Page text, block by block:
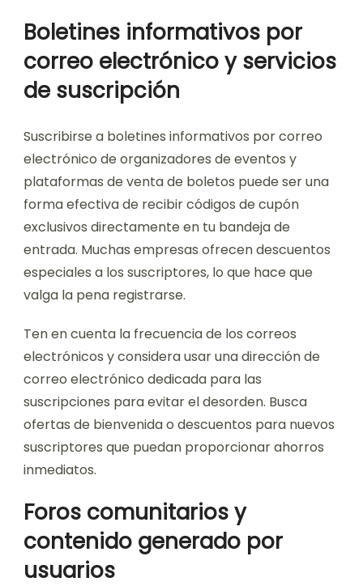
Boletines informativos por
correo electrónico y servicios
de suscripción
Suscribirse a boletines informativos por correo
electrónico de organizadores de eventos y
plataformas de venta de boletos puede ser una
forma efectiva de recibir códigos de cupón
exclusivos directamente en tu bandeja de
entrada. Muchas empresas ofrecen descuentos
especiales a los suscriptores, lo que hace que
valga la pena registrarse.
Ten en cuenta la frecuencia de los correos
electrónicos y considera usar una dirección de
correo electrónico dedicada para las
suscripciones para evitar el desorden. Busca
ofertas de bienvenida o descuentos para nuevos
suscriptores que puedan proporcionar ahorros
inmediatos.
Foros comunitarios y
contenido generado por
usuarios